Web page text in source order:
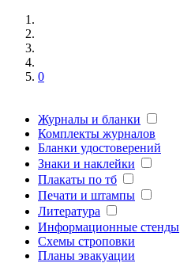
0
Журналы и бланки
Комплекты журналов
Бланки удостоверений
Знаки и наклейки
Плакаты по тб
Печати и штампы
Литература
Информационные стенды
Схемы строповки
Планы эвакуации